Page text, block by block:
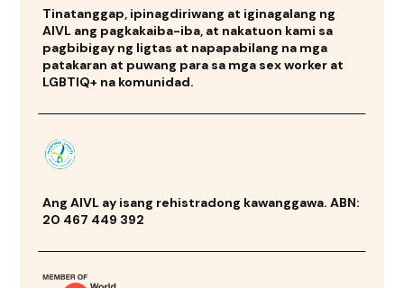
Tinatanggap, ipinagdiriwang at iginagalang ng
AIVL ang pagkakaiba-iba, at nakatuon kami sa
pagbibigay ng ligtas at napapabilang na mga
patakaran at puwang para sa mga sex worker at
LGBTIQ+ na komunidad.
Ang AIVL ay isang rehistradong kawanggawa. ABN:
20 467 449 392